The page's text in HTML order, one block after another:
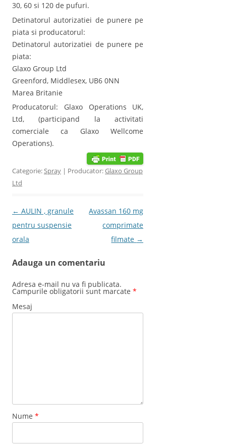
30, 60 si 120 de pufuri.
Detinatorul autorizatiei de punere pe
piata si producatorul:
Detinatorul autorizatiei de punere pe
piata:
Glaxo Group Ltd
Greenford, Middlesex, UB6 0NN
Marea Britanie
Producatorul: Glaxo Operations UK,
Ltd, (participand la activitati
comerciale ca Glaxo Wellcome
Operations).
Categorie:Spray | Producator:Glaxo Group
Ltd
Post navigation
← AULIN , granule
pentru suspensie
orala
Avassan 160 mg
comprimate
filmate →
Adauga un comentariu
Adresa e-mail nu va fi publicata.
Campurile obligatorii sunt marcate *
Mesaj
Nume *